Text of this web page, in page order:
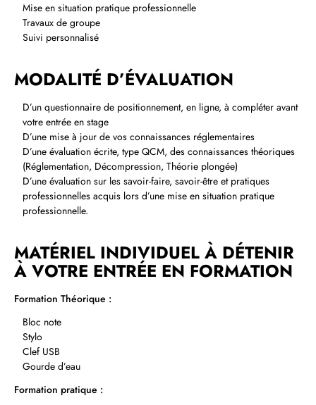
Mise en situation pratique professionnelle
Travaux de groupe
Suivi personnalisé
MODALITÉ D’ÉVALUATION
D’un questionnaire de positionnement, en ligne, à compléter avant
votre entrée en stage
D’une mise à jour de vos connaissances réglementaires
D’une évaluation écrite, type QCM, des connaissances théoriques
(Réglementation, Décompression, Théorie plongée)
D’une évaluation sur les savoir‑faire, savoir‑être et pratiques
professionnelles acquis lors d’une mise en situation pratique
professionnelle.
MATÉRIEL INDIVIDUEL À DÉTENIR
À VOTRE ENTRÉE EN FORMATION
Formation Théorique :
Bloc note
Stylo
Clef USB
Gourde d’eau
Formation pratique :